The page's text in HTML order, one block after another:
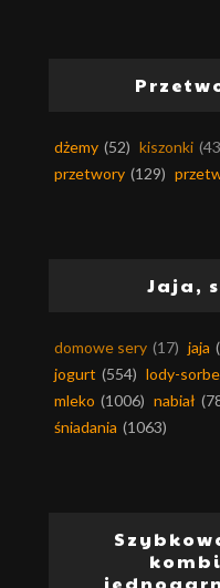
dżemy (52) kiszonki
przetwory (129)
Jaja,
domowe sery (17) jaja
jogurt (554) lody-
mleko (1006) nabiał
śniadania (1063)